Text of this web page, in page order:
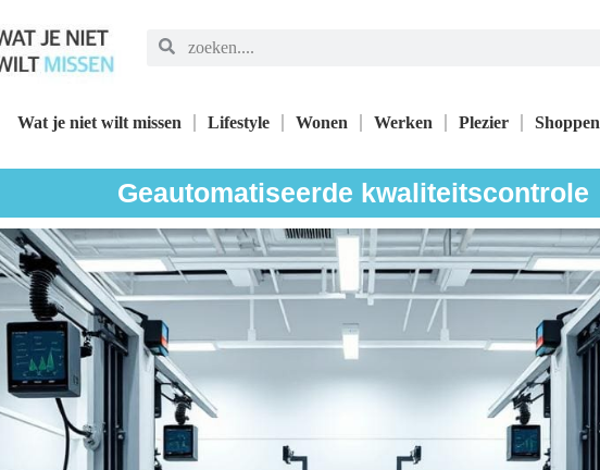
Wat je niet wilt missen Lifestyle Wonen Werken Plezier Shoppen
Geautomatiseerde kwaliteitscontrole